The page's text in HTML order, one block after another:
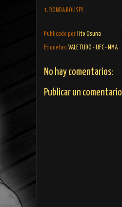
1. RONDA ROUSEY
Publicado por Tito Osuna
Etiquetas: VALE TUDO - UFC - MMA
No hay comentarios:
Publicar un comentario